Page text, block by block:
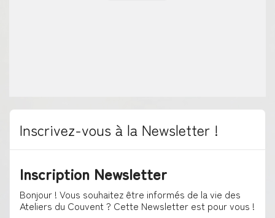
Inscrivez-vous à la Newsletter !
Inscription Newsletter
Bonjour ! Vous souhaitez être informés de la vie des
Ateliers du Couvent ? Cette Newsletter est pour vous !